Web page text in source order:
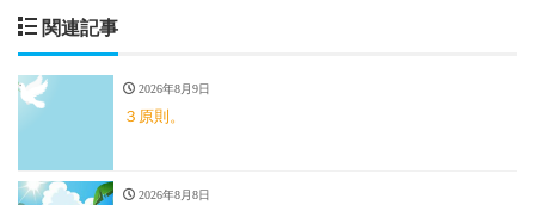
関連記事
2026年8月9日
３原則。
2026年8月8日